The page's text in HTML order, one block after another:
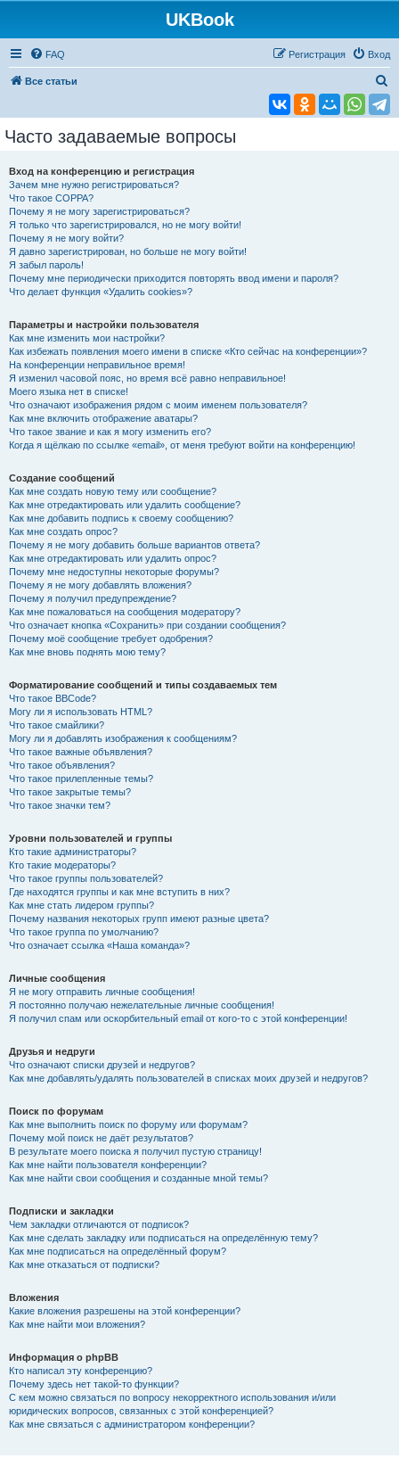
UKBook
FAQ Вход
Регистрация
Все статьи
Часто задаваемые вопросы
Вход на конференцию и регистрация
Зачем мне нужно регистрироваться?
Что такое COPPA?
Почему я не могу зарегистрироваться?
Я только что зарегистрировался, но не могу войти!
Почему я не могу войти?
Я давно зарегистрирован, но больше не могу войти!
Я забыл пароль!
Почему мне периодически приходится повторять ввод имени и пароля?
Что делает функция «Удалить cookies»?
Параметры и настройки пользователя
Как мне изменить мои настройки?
Как избежать появления моего имени в списке «Кто сейчас на конференции»?
На конференции неправильное время!
Я изменил часовой пояс, но время всё равно неправильное!
Моего языка нет в списке!
Что означают изображения рядом с моим именем пользователя?
Как мне включить отображение аватары?
Что такое звание и как я могу изменить его?
Когда я щёлкаю по ссылке «email», от меня требуют войти на конференцию!
Создание сообщений
Как мне создать новую тему или сообщение?
Как мне отредактировать или удалить сообщение?
Как мне добавить подпись к своему сообщению?
Как мне создать опрос?
Почему я не могу добавить больше вариантов ответа?
Как мне отредактировать или удалить опрос?
Почему мне недоступны некоторые форумы?
Почему я не могу добавлять вложения?
Почему я получил предупреждение?
Как мне пожаловаться на сообщения модератору?
Что означает кнопка «Сохранить» при создании сообщения?
Почему моё сообщение требует одобрения?
Как мне вновь поднять мою тему?
Форматирование сообщений и типы создаваемых тем
Что такое BBCode?
Могу ли я использовать HTML?
Что такое смайлики?
Могу ли я добавлять изображения к сообщениям?
Что такое важные объявления?
Что такое объявления?
Что такое прилепленные темы?
Что такое закрытые темы?
Что такое значки тем?
Уровни пользователей и группы
Кто такие администраторы?
Кто такие модераторы?
Что такое группы пользователей?
Где находятся группы и как мне вступить в них?
Как мне стать лидером группы?
Почему названия некоторых групп имеют разные цвета?
Что такое группа по умолчанию?
Что означает ссылка «Наша команда»?
Личные сообщения
Я не могу отправить личные сообщения!
Я постоянно получаю нежелательные личные сообщения!
Я получил спам или оскорбительный email от кого-то с этой конференции!
Друзья и недруги
Что означают списки друзей и недругов?
Как мне добавлять/удалять пользователей в списках моих друзей и недругов?
Поиск по форумам
Как мне выполнить поиск по форуму или форумам?
Почему мой поиск не даёт результатов?
В результате моего поиска я получил пустую страницу!
Как мне найти пользователя конференции?
Как мне найти свои сообщения и созданные мной темы?
Подписки и закладки
Чем закладки отличаются от подписок?
Как мне сделать закладку или подписаться на определённую тему?
Как мне подписаться на определённый форум?
Как мне отказаться от подписки?
Вложения
Какие вложения разрешены на этой конференции?
Как мне найти мои вложения?
Информация о phpBB
Кто написал эту конференцию?
Почему здесь нет такой-то функции?
С кем можно связаться по вопросу некорректного использования и/или
юридических вопросов, связанных с этой конференцией?
Как мне связаться с администратором конференции?